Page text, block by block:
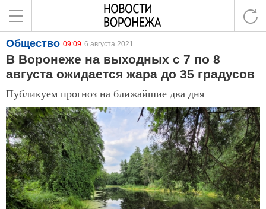
Общество 09:09 6 августа 2021
В Воронеже на выходных с 7 по 8
августа ожидается жара до 35 градусов
Публикуем прогноз на ближайшие два дня